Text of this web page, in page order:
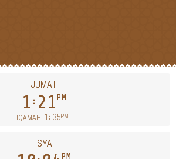
JUMAT
1 21 PM
IQAMAH 1 35PM
ISYA
PM